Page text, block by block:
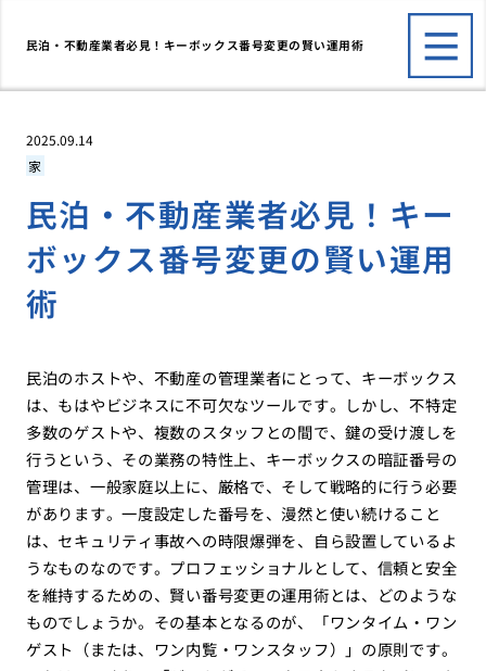
民泊・不動産業者必見！キーボックス番号変更の賢い運用術
2025.09.14
家
民泊・不動産業者必見！キー
ボックス番号変更の賢い運用
術
民泊のホストや、不動産の管理業者にとって、キーボックス
は、もはやビジネスに不可欠なツールです。しかし、不特定
多数のゲストや、複数のスタッフとの間で、鍵の受け渡しを
行うという、その業務の特性上、キーボックスの暗証番号の
管理は、一般家庭以上に、厳格で、そして戦略的に行う必要
があります。一度設定した番号を、漫然と使い続けること
は、セキュリティ事故への時限爆弾を、自ら設置しているよ
うなものなのです。プロフェッショナルとして、信頼と安全
を維持するための、賢い番号変更の運用術とは、どのような
ものでしょうか。その基本となるのが、「ワンタイム・ワン
ゲスト（または、ワン内覧・ワンスタッフ）」の原則です。